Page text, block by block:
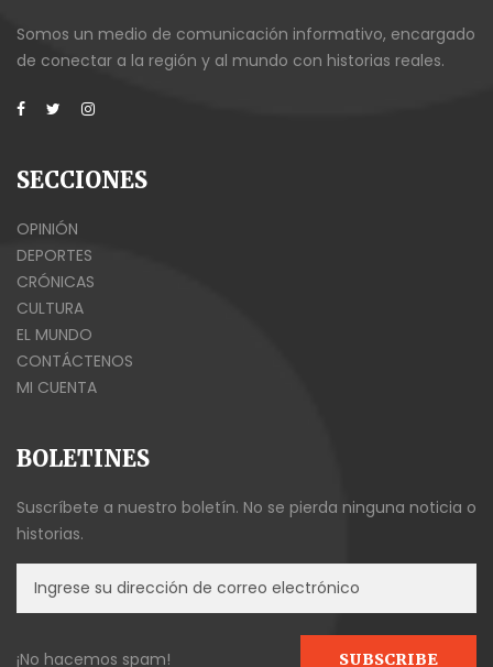
Somos un medio de comunicación informativo, encargado
de conectar a la región y al mundo con historias reales.
SECCIONES
OPINIÓN
DEPORTES
CRÓNICAS
CULTURA
EL MUNDO
CONTÁCTENOS
MI CUENTA
BOLETINES
Suscríbete a nuestro boletín. No se pierda ninguna noticia o
historias.
¡No hacemos spam!